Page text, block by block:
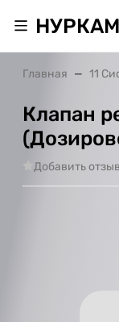
НУРКАМ
Главная 11
Клапан
Добавить отзыв